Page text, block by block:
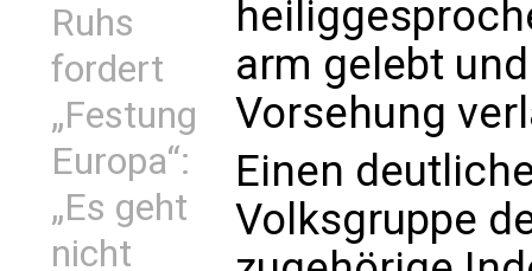
Ruhs
fordert
„Festung
Europa“:
„Es geht
nicht
arm gelebt
Vorsehung
Einen
Volksgruppe